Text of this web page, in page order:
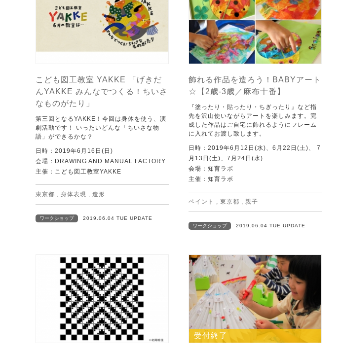
こども図工教室 YAKKE 「げきだ
んYAKKE みんなでつくる！ちいさ
なものがたり」
第三回となるYAKKE！今回は身体を使う、演
劇活動です！ いったいどんな「ちいさな物
語」ができるかな？
日時：2019年6月16日(日)
会場：DRAWING AND MANUAL FACTORY
主催：こども図工教室YAKKE
東京都 , 身体表現 , 造形
ワークショップ 2019.06.04 TUE UPDATE
飾れる作品を造ろう！BABYアート
☆【2歳-3歳／麻布十番】
『塗ったり・貼ったり・ちぎったり』など指
先を沢山使いながらアートを楽しみます。完
成した作品はご自宅に飾れるようにフレーム
に入れてお渡し致します。
日時：2019年6月12日(水)、6月22日(土)、 7
月13日(土)、7月24日(水)
会場：知育ラボ
主催：知育ラボ
ペイント , 東京都 , 親子
ワークショップ 2019.06.04 TUE UPDATE
受付終了